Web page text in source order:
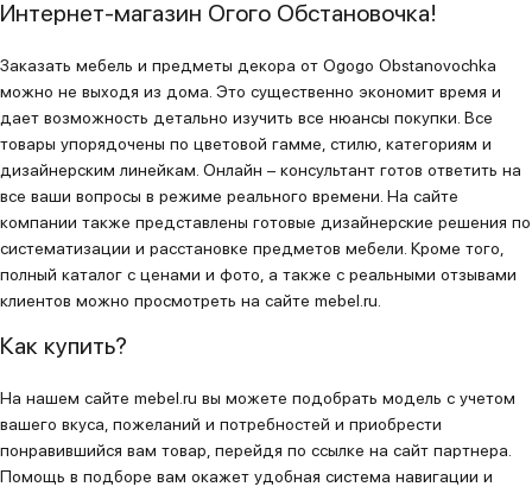
Интернет-магазин Огого Обстановочка!
Заказать мебель и предметы декора от Ogogo Obstanovochka
можно не выходя из дома. Это существенно экономит время и
дает возможность детально изучить все нюансы покупки. Все
товары упорядочены по цветовой гамме, стилю, категориям и
дизайнерским линейкам. Онлайн – консультант готов ответить на
все ваши вопросы в режиме реального времени. На сайте
компании также представлены готовые дизайнерские решения по
систематизации и расстановке предметов мебели. Кроме того,
полный каталог с ценами и фото, а также с реальными отзывами
клиентов можно просмотреть на сайте mebel.ru.
Как купить?
На нашем сайте mebel.ru вы можете подобрать модель с учетом
вашего вкуса, пожеланий и потребностей и приобрести
понравившийся вам товар, перейдя по ссылке на сайт партнера.
Помощь в подборе вам окажет удобная система навигации и